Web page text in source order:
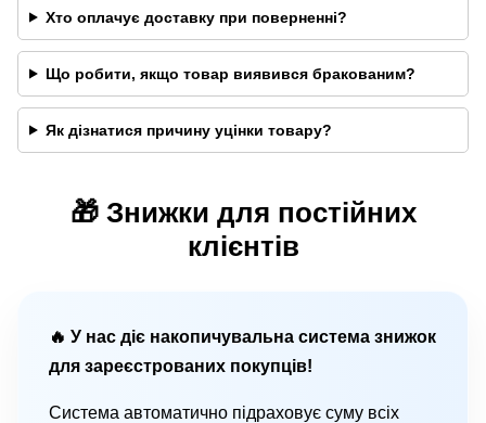
Хто оплачує доставку при поверненні?
Що робити, якщо товар виявився бракованим?
Як дізнатися причину уцінки товару?
🎁 Знижки для постійних
клієнтів
🔥 У нас діє накопичувальна система знижок
для зареєстрованих покупців!
Система автоматично підраховує суму всіх